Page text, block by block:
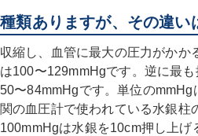
類ありますが、その違い
縮し、血管に最大の圧力がかか
100〜129mmHgです。逆に最
〜84mmHgです。単位の
の血圧計で使われている水銀柱
は水銀を10cm押し上げ